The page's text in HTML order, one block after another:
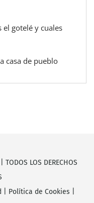
el gotelé y cuales
casa de pueblo
| TODOS LOS DERECHOS
Política de Cookies